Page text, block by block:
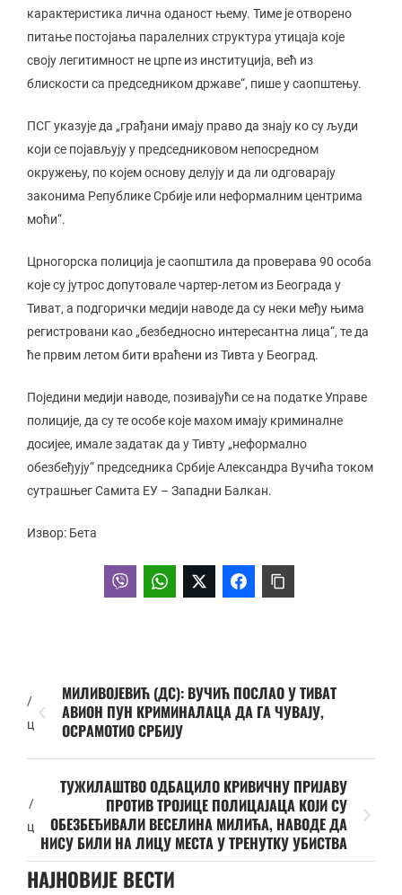
карактеристика лична оданост њему. Тиме је отворено
питање постојања паралелних структура утицаја које
своју легитимност не црпе из институција, већ из
блискости са председником државе“, пише у саопштењу.
ПСГ указује да „грађани имају право да знају ко су људи
који се појављују у председниковом непосредном
окружењу, по којем основу делују и да ли одговарају
законима Републике Србије или неформалним центрима
моћи“.
Црногорска полиција је саопштила да проверава 90 особа
које су јутрос допутовале чартер-летом из Београда у
Тиват, а подгорички медији наводе да су неки међу њима
регистровани као „безбедносно интересантна лица“, те да
ће првим летом бити враћени из Тивта у Београд.
Поједини медији наводе, позивајући се на податке Управе
полиције, да су те особе које махом имају криминалне
досијее, имале задатак да у Тивту „неформално
обезбеђују“ председника Србије Александра Вучића током
сутрашњег Самита ЕУ – Западни Балкан.
Извор: Бета
/
ц
МИЛИВОЈЕВИЋ (ДС): ВУЧИЋ ПОСЛАО У ТИВАТ
АВИОН ПУН КРИМИНАЛАЦА ДА ГА ЧУВАЈУ,
ОСРАМОТИО СРБИЈУ
/
ц
ТУЖИЛАШТВО ОДБАЦИЛО КРИВИЧНУ ПРИЈАВУ
ПРОТИВ ТРОЈИЦЕ ПОЛИЦАЈАЦА КОЈИ СУ
ОБЕЗБЕЂИВАЛИ ВЕСЕЛИНА МИЛИЋА, НАВОДЕ ДА
НИСУ БИЛИ НА ЛИЦУ МЕСТА У ТРЕНУТКУ УБИСТВА
НАЈНОВИЈЕ ВЕСТИ